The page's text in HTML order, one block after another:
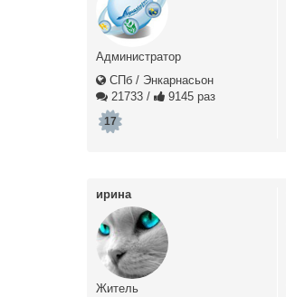
Администратор
СПб / Энкарнасьон
21733 / 9145 раз
17
ирина
Житель